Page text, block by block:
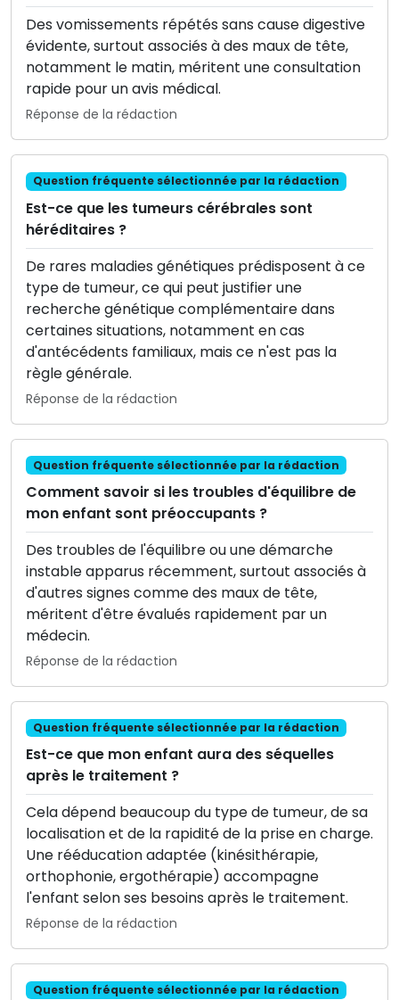
Des vomissements répétés sans cause digestive
évidente, surtout associés à des maux de tête,
notamment le matin, méritent une consultation
rapide pour un avis médical.
Réponse de la rédaction
Question fréquente sélectionnée par la rédaction
Est-ce que les tumeurs cérébrales sont
héréditaires ?
De rares maladies génétiques prédisposent à ce
type de tumeur, ce qui peut justifier une
recherche génétique complémentaire dans
certaines situations, notamment en cas
d'antécédents familiaux, mais ce n'est pas la
règle générale.
Réponse de la rédaction
Question fréquente sélectionnée par la rédaction
Comment savoir si les troubles d'équilibre de
mon enfant sont préoccupants ?
Des troubles de l'équilibre ou une démarche
instable apparus récemment, surtout associés à
d'autres signes comme des maux de tête,
méritent d'être évalués rapidement par un
médecin.
Réponse de la rédaction
Question fréquente sélectionnée par la rédaction
Est-ce que mon enfant aura des séquelles
après le traitement ?
Cela dépend beaucoup du type de tumeur, de sa
localisation et de la rapidité de la prise en charge.
Une rééducation adaptée (kinésithérapie,
orthophonie, ergothérapie) accompagne
l'enfant selon ses besoins après le traitement.
Réponse de la rédaction
Question fréquente sélectionnée par la rédaction